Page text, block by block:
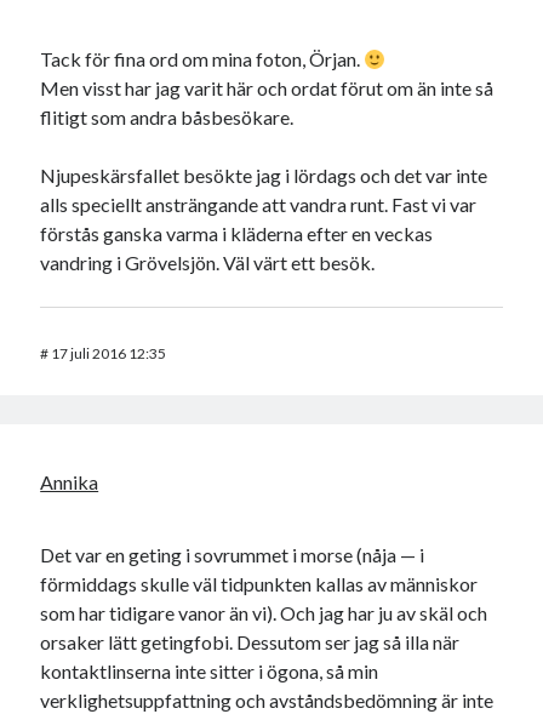
Tack för fina ord om mina foton, Örjan.
Men visst har jag varit här och ordat förut om än inte så
flitigt som andra båsbesökare.
Njupeskärsfallet besökte jag i lördags och det var inte
alls speciellt ansträngande att vandra runt. Fast vi var
förstås ganska varma i kläderna efter en veckas
vandring i Grövelsjön. Väl värt ett besök.
# 17 juli 2016 12:35
Annika
Det var en geting i sovrummet i morse (nåja — i
förmiddags skulle väl tidpunkten kallas av människor
som har tidigare vanor än vi). Och jag har ju av skäl och
orsaker lätt getingfobi. Dessutom ser jag så illa när
kontaktlinserna inte sitter i ögona, så min
verklighetsuppfattning och avståndsbedömning är inte